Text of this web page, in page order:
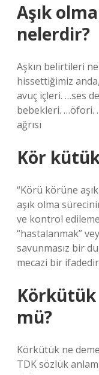
Aşık
nelerdir?
Aşkın belirtileri
hissettiğimiz
avuç içleri. …ses
bebekleri. …öfori.
ağrısı
Kör
“Körü körüne
aşık olma
ve kontrol
“hastalanmak”
savunmasız bir
mecazi bir
mü?
Körkütük ne
TDK sözlük